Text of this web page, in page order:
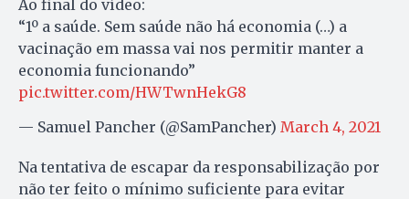
Ao final do vídeo:
“1º a saúde. Sem saúde não há economia (…) a
vacinação em massa vai nos permitir manter a
economia funcionando”
pic.twitter.com/HWTwnHekG8
— Samuel Pancher (@SamPancher) March 4, 2021
Na tentativa de escapar da responsabilização por
não ter feito o mínimo suficiente para evitar